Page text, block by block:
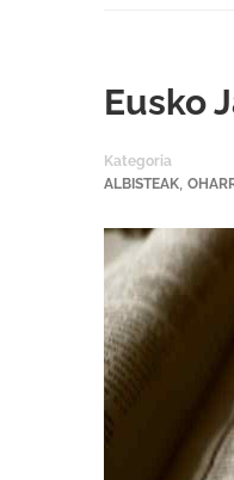
Eusko
Kategoria
ALBISTEAK,